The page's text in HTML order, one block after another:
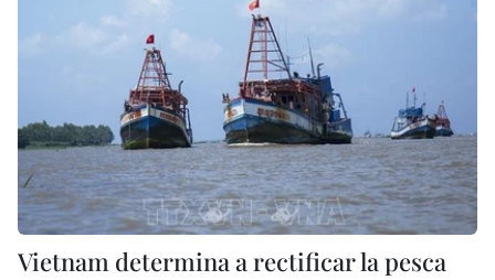
Vietnam determina a rectificar la pesca